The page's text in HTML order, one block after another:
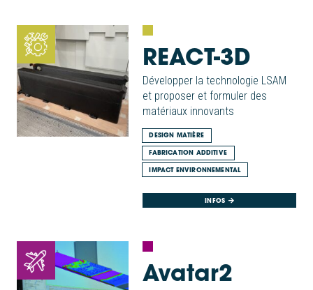
REACT-3D
Développer la technologie LSAM
et proposer et formuler des
matériaux innovants
DESIGN MATIÈRE
FABRICATION ADDITIVE
IMPACT ENVIRONNEMENTAL
INFOS
Avatar2